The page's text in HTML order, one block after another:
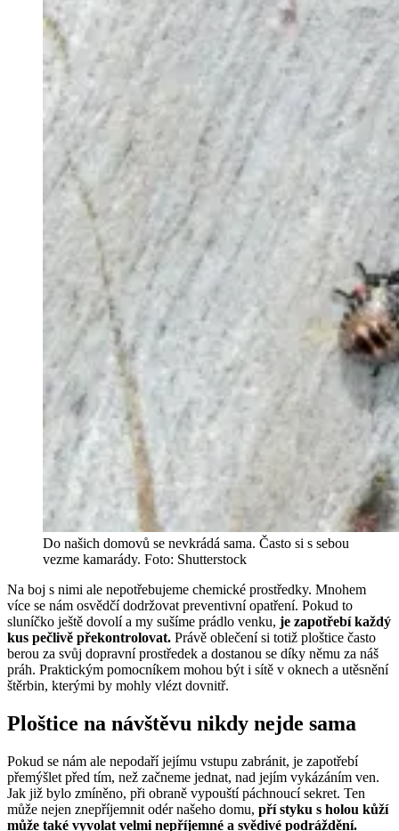
Do našich domovů se nevkrádá sama. Často si s sebou
vezme kamarády. Foto: Shutterstock
Na boj s nimi ale nepotřebujeme chemické prostředky. Mnohem
více se nám osvědčí dodržovat preventivní opatření. Pokud to
sluníčko ještě dovolí a my sušíme prádlo venku, je zapotřebí každý
kus pečlivě překontrolovat. Právě oblečení si totiž ploštice často
berou za svůj dopravní prostředek a dostanou se díky němu za náš
práh. Praktickým pomocníkem mohou být i sítě v oknech a utěsnění
štěrbin, kterými by mohly vlézt dovnitř.
Ploštice na návštěvu nikdy nejde sama
Pokud se nám ale nepodaří jejímu vstupu zabránit, je zapotřebí
přemýšlet před tím, než začneme jednat, nad jejím vykázáním ven.
Jak již bylo zmíněno, při obraně vypouští páchnoucí sekret. Ten
může nejen znepříjemnit odér našeho domu, pří styku s holou kůží
může také vyvolat velmi nepříjemné a svědivé podráždění.